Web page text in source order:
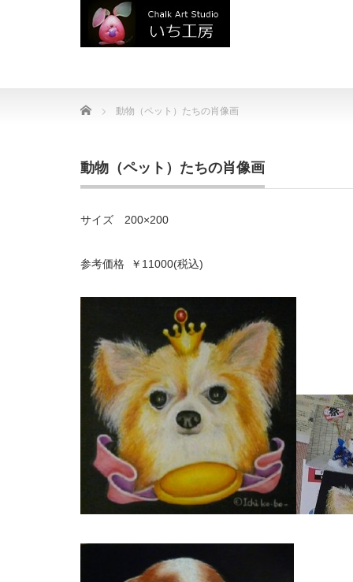
Home 動物（ペット）たちの肖像画
動物（ペット）たちの肖像画
サイズ 200×200
参考価格 ￥11000(税込)